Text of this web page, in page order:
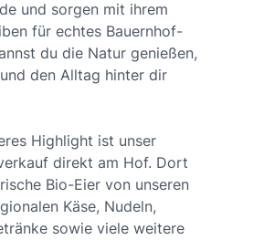
und sorgen mit ihrem
für echtes Bauernhof-
du die Natur genießen,
den Alltag hinter dir
Highlight ist unser
direkt am Hof. Dort
Bio-Eier von unseren
Käse, Nudeln,
sowie viele weitere